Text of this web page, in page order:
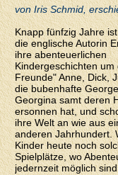
von Iris Schmid,
Knapp fünfzig Jahre
die englische Autorin
ihre abenteuerlichen
Kindergeschichten um
Freunde" Anne, Dick,
die bubenhafte
Georgina samt deren
ersonnen hat, und
ihre Welt an wie aus
anderen Jahrhundert.
Kinder heute noch
Spielplätze, wo
jedernzeit möglich